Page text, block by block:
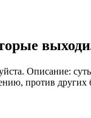
Описание:
против других